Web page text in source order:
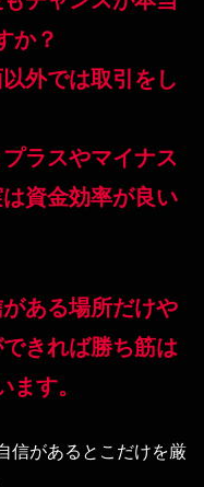
か？
外では取引をし
ラスやマイナス
資金効率が良い
ある場所だけや
きれば勝ち筋は
ます。
信があるとこだけを厳